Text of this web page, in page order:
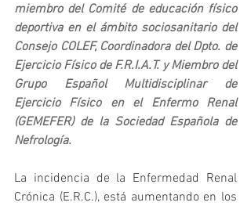
miembro del Comité de educación físico
deportiva en el ámbito sociosanitario del
Consejo COLEF, Coordinadora del Dpto. de
Ejercicio Físico de F.R.I.A.T. y Miembro del
Grupo Español Multidisciplinar de
Ejercicio Físico en el Enfermo Renal
(GEMEFER) de la Sociedad Española de
Nefrología.
La incidencia de la Enfermedad Renal
Crónica (E.R.C.), está aumentando en los